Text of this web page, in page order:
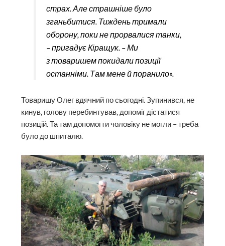
страх. Але страшніше було
зганьбитися. Тиждень тримали
оборону, поки не прорвалися танки,
– пригадує Кіращук. – Ми
з товаришем покидали позиції
останніми. Там мене й поранило».
Товаришу Олег вдячний по сьогодні. Зупинився, не
кинув, голову перебинтував, допоміг дістатися
позицій. Та там допомогти чоловіку не могли – треба
було до шпиталю.